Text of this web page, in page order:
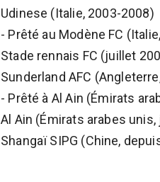
Udinese (Italie, 2003-2008)
- Prêté au Modène FC
Stade rennais FC (juillet
Sunderland AFC
- Prêté à Al Ain (Émirats
Al Ain (Émirats arabes
Shangaï SIPG (Chine,